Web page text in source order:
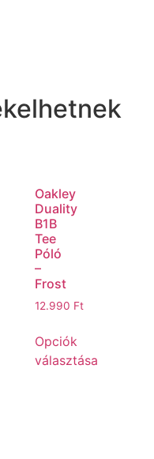
Oakley
Duality
B1B
Tee
Póló
–
Frost
12.990 Ft
Opciók
választása